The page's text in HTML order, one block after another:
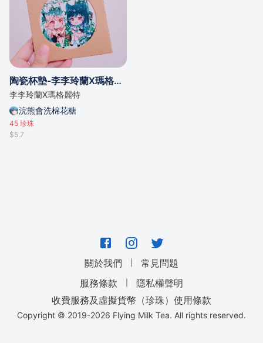
陶瓷杯墊-李李玲蘭X瑪格麗特
李李玲蘭X瑪格麗特
浣熊會洗棉花糖
45 珍珠
$5.7
關於我們 ｜
常見問題
服務條款
｜
隱私權聲明
收費服務及虛擬貨幣（珍珠）使用條款
Copyright © 2019-2026 Flying Milk Tea. All rights reserved.